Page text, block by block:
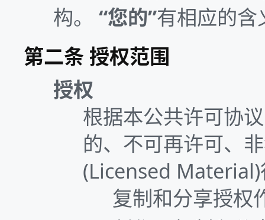
构。 “您的”有相应的含
第二条 授权范围
授权
根据本公共许可协
的、不可再许可、
(Licensed Material)
复制和分享授权